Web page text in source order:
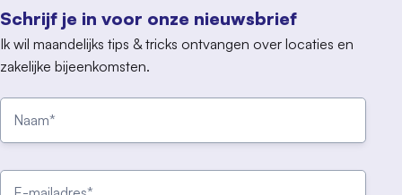
Schrijf je in voor onze nieuwsbrief
Ik wil maandelijks tips & tricks ontvangen over locaties en
zakelijke bijeenkomsten.